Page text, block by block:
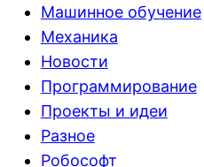
Машинное обучение
Механика
Новости
Программирование
Проекты и идеи
Разное
Робософт